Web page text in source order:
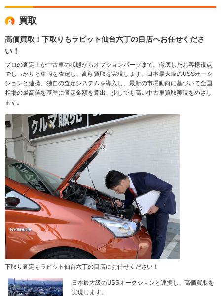
買取
高価買取！下取りもラビット仙台六丁の目店へお任せくださ
い！
プロの査定士が中古車の状態からオプションパーツまで、徹底したお客様視点
でしっかりと車両を査定し、高額買取を実現します。日本最大級のUSSオーク
ションと連携、独自の査定システムを導入し、最新の市場動向に基づいて全国
相場の最高値を基準に査定金額を算出、少しでも高い中古車買取実現をめざし
ます。
下取り査定もラビット仙台六丁の目店にお任せください！
日本最大級のUSSオークションと連携し、高価買取を
実現します。